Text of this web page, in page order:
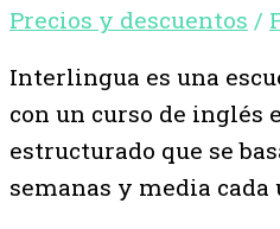
Precios y descuentos /
Interlingua es una
con un curso de inglés
estructurado que se
semanas y media cada